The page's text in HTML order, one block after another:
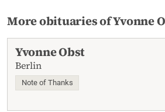
More obituaries of Yvonne
Yvonne Obst
Berlin
Note of Thanks